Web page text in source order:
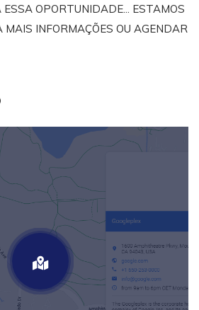
OPORTUNIDADE... ESTAMOS
INFORMAÇÕES OU AGENDAR